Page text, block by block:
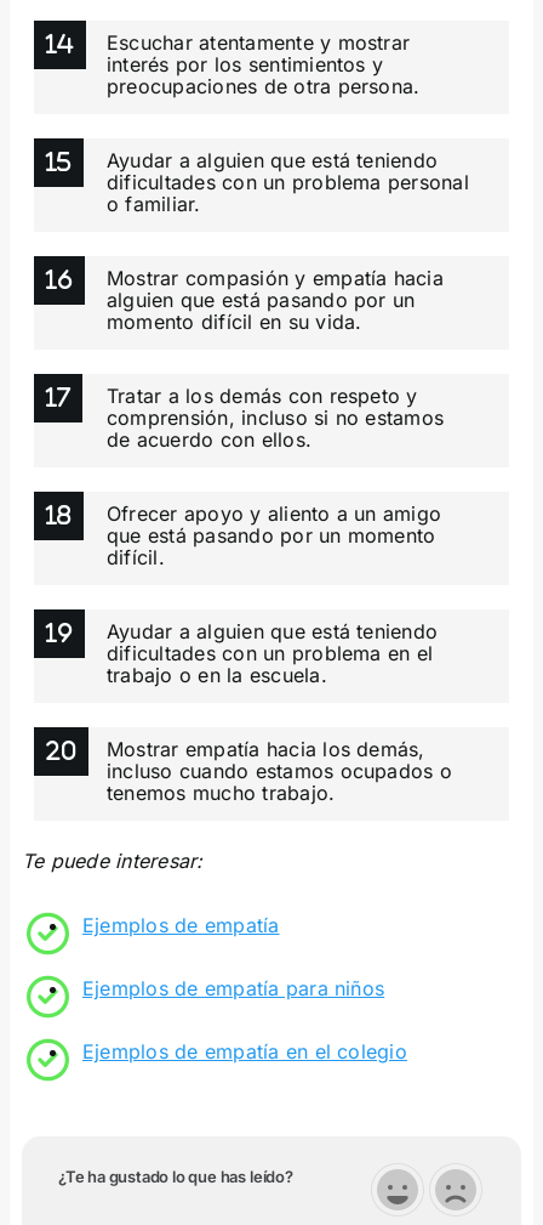
Escuchar atentamente y mostrar
interés por los sentimientos y
preocupaciones de otra persona.
Ayudar a alguien que está teniendo
dificultades con un problema personal
o familiar.
Mostrar compasión y empatía hacia
alguien que está pasando por un
momento difícil en su vida.
Tratar a los demás con respeto y
comprensión, incluso si no estamos
de acuerdo con ellos.
Ofrecer apoyo y aliento a un amigo
que está pasando por un momento
difícil.
Ayudar a alguien que está teniendo
dificultades con un problema en el
trabajo o en la escuela.
Mostrar empatía hacia los demás,
incluso cuando estamos ocupados o
tenemos mucho trabajo.
Te puede interesar:
Ejemplos de empatía
Ejemplos de empatía para niños
Ejemplos de empatía en el colegio
¿Te ha gustado lo que has leído?